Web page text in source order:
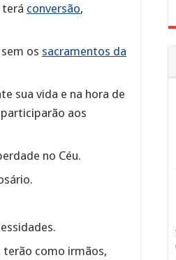
conversão,
os sacramentos da
sua vida e na hora de
aos
no Céu.
terão como irmãos,